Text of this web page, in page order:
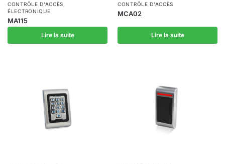
CONTRÔLE D'ACCÈS,
ÉLECTRONIQUE
MA115
Lire la suite
CONTRÔLE D'ACCÈS
MCA02
Lire la suite